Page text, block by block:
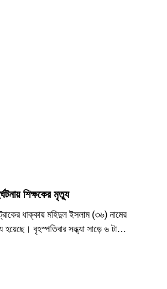
শিক্ষকের মৃত্যু
ধাক্কায় মহিদুল ইসলাম (৩৬) নামের
বৃহস্পতিবার সন্ধ্যা সাড়ে ৬ টার